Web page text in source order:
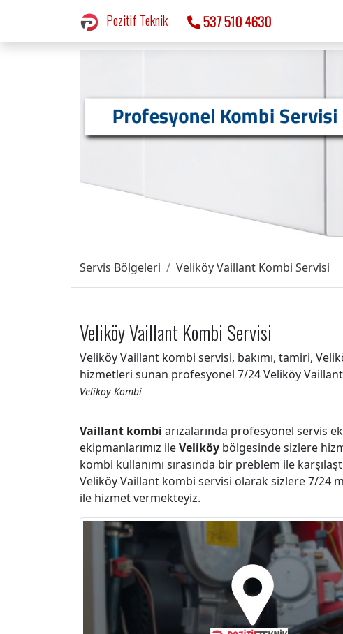
Pozitif Teknik 537 510 4630
Servis Bölgeleri Veliköy Vaillant Kombi Servisi
Veliköy Vaillant Kombi Servisi
Veliköy Vaillant kombi servisi, bakımı, tamiri,
hizmetleri sunan profesyonel 7/24 Veliköy
Veliköy Kombi
Vaillant kombi arızalarında profesyonel servis
ekipmanlarımız ileVeliköy bölgesinde sizlere
kombi kullanımı sırasında bir preblem ile
Veliköy Vaillant kombi servisi olarak sizlere 7/24
ile hizmet vermekteyiz.